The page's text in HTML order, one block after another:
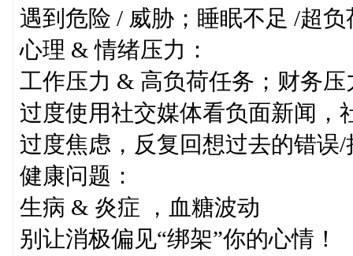
遇到危险 / 威胁；睡眠不足 /超
心理 & 情绪压力：
工作压力 & 高负荷任务；财务
过度使用社交媒体看负面新闻，
过度焦虑，反复回想过去的错误
健康问题：
生病 & 炎症 ，血糖波动
别让消极偏见“绑架”你的心情！